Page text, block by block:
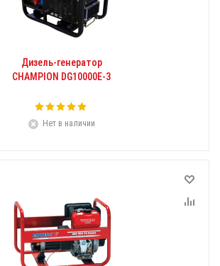
Дизель-генератор
CHAMPION DG10000E-3
Нет в наличии